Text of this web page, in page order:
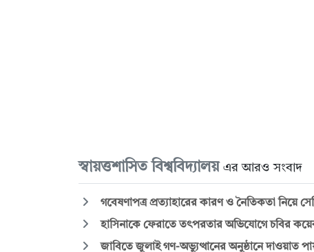
স্বায়ত্তশাসিত বিশ্ববিদ্যালয় এর আরও সংবাদ
গবেষণাপত্র প্রত্যাহারের কারণ ও নৈতিকতা নিয়ে
হাসিনাকে ফেরাতে তৎপরতার অভিযোগে চবির
জাবিতে জুলাই গণ-অভ্যুত্থানের অনুষ্ঠানে দাওয়াত